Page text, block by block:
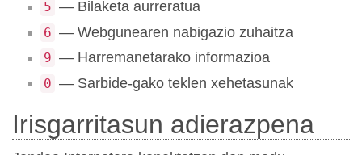
5 — Bilaketa aurreratua
6 — Webgunearen nabigazio zuhaitza
9 — Harremanetarako informazioa
0 — Sarbide-gako teklen xehetasunak
Irisgarritasun adierazpena